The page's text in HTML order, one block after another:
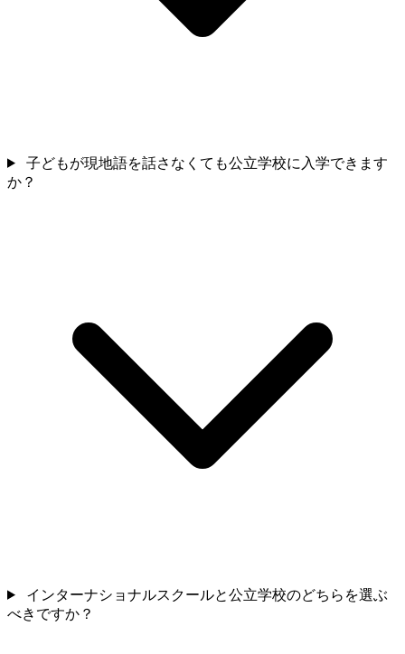
子どもが現地語を話さなくても公立学校に入学できます
か？
インターナショナルスクールと公立学校のどちらを選ぶ
べきですか？